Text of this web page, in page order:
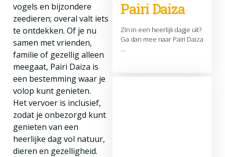
vogels en bijzondere
zeedieren; overal valt iets
te ontdekken. Of je nu
samen met vrienden,
familie of gezellig alleen
meegaat, Pairi Daiza is
een bestemming waar je
volop kunt genieten.
Het vervoer is inclusief,
zodat je onbezorgd kunt
genieten van een
heerlijke dag vol natuur,
dieren en gezelligheid.
Pairi Daiza
Zin in een heerlijk dagje uit?
Ga dan mee naar Pairi Daiza
...